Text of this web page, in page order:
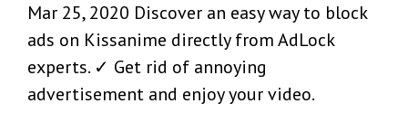
Mar 25, 2020 Discover an easy way to block
ads on Kissanime directly from AdLock
experts. ✓ Get rid of annoying
advertisement and enjoy your video.